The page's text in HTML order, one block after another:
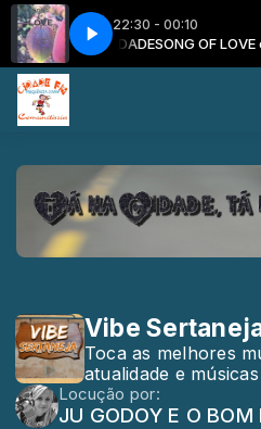
22:30 - 00:10
E O INTENSIDADESONG OF LOVE
Vibe
Toca as melhores
atualidade e
Locução por:
JU GODOY E O BOM